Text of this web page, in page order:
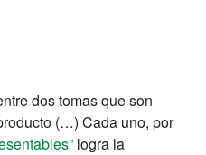
dos tomas que son
(…) Cada uno, por
logra la